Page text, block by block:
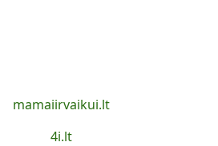
mamaiirvaikui.lt
4i.lt